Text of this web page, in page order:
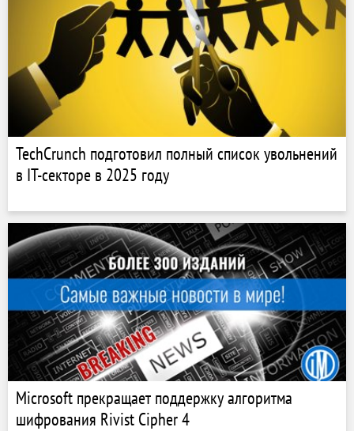
TechCrunch подготовил полный список увольнений
в IT-секторе в 2025 году
Microsoft прекращает поддержку алгоритма
шифрования Rivist Cipher 4